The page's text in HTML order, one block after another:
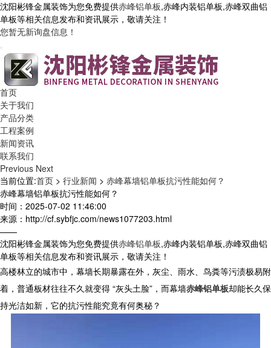
沈阳彬锋金属装饰为您免费提供赤峰铝单板,赤峰内装铝单板,赤峰双曲铝
单板等相关信息发布和资讯展示，敬请关注！
您暂无新询盘信息！
首页
关于我们
产品分类
工程案例
新闻资讯
联系我们
Previous Next
当前位置:首页 > 行业新闻 > 赤峰幕墙铝单板抗污性能如何？
赤峰幕墙铝单板抗污性能如何？
时间：2025-07-02 11:46:00
来源：http://cf.sybfjc.com/news1077203.html
——
沈阳彬锋金属装饰为您免费提供赤峰铝单板,赤峰内装铝单板,赤峰双曲铝
单板等相关信息发布和资讯展示，敬请关注！
高楼林立的城市中，幕墙长期暴露在外，灰尘、雨水、鸟粪等污渍极易附
着，普通板材往往不久就变得 “灰头土脸”，而幕墙赤峰铝单板却能长久保
持光洁如新，它的抗污性能究竟有何奥秘？